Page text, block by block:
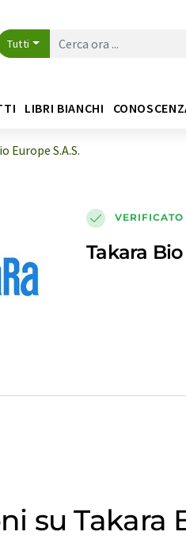
Tutti
LIBRI BIANCHI
Europe S.A.S.
VERIFICATO
Takara
su Takara